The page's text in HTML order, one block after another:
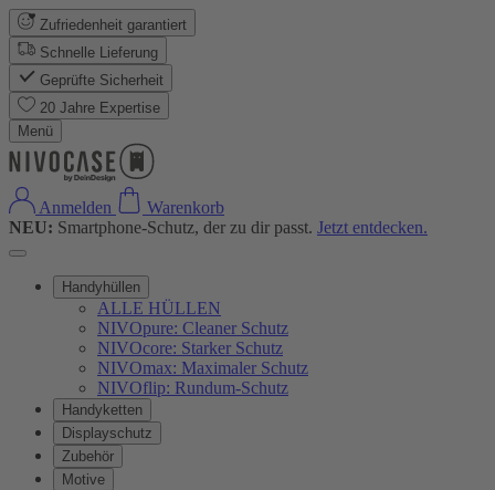
Zufriedenheit garantiert
Schnelle Lieferung
Geprüfte Sicherheit
20 Jahre Expertise
Menü
Anmelden
Warenkorb
NEU: Smartphone-Schutz, der zu dir passt. Jetzt entdecken.
Handyhüllen
ALLE HÜLLEN
NIVOpure: Cleaner Schutz
NIVOcore: Starker Schutz
NIVOmax: Maximaler Schutz
NIVOflip: Rundum-Schutz
Handyketten
Displayschutz
Zubehör
Motive